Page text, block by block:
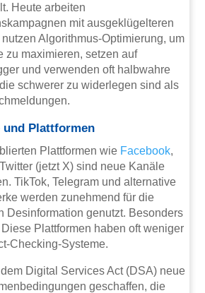
Heute arbeiten
mit ausgeklügelteren
Algorithmus-Optimierung, um
zu maximieren, setzen auf
und verwenden oft halbwahre
schwerer zu widerlegen sind als
und Plattformen
Plattformen wie Facebook,
(jetzt X) sind neue Kanäle
TikTok, Telegram und alternative
werden zunehmend für die
Desinformation genutzt. Besonders
Plattformen haben oft weniger
Checking-Systeme.
Digital Services Act (DSA) neue
geschaffen, die